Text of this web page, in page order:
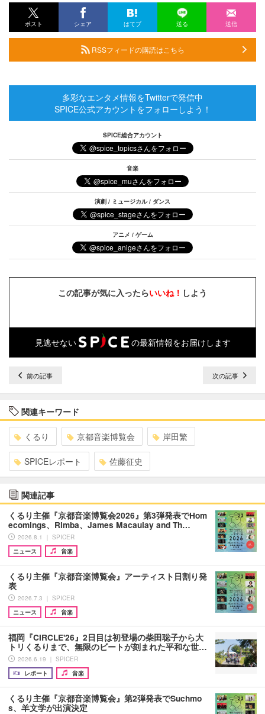
ポスト シェア はてブ 送る 送信
RSSフィードの購読はこちら
多彩なエンタメ情報をTwitterで発信中
SPICE公式アカウントをフォローしよう！
SPICE総合アカウント
音楽
演劇 / ミュージカル / ダンス
アニメ / ゲーム
この記事が気に入ったらいいね！ しよう
見逃せない の最新情報をお届けします
前の記事 次の記事
関連キーワード
くるり 京都音楽博覧会 岸田繁
SPICEレポート 佐藤征史
関連記事
くるり主催『京都音楽博覧会2026』第3弾発表でHom
ecomings、Rimba、James Macaulay and Th…
2026.8.1 ｜ SPICER
ニュース
音楽
くるり主催『京都音楽博覧会』アーティスト日割り発
表
2026.7.3 ｜ SPICER
ニュース
音楽
福岡『CIRCLE'26』2日目は初登場の柴田聡子から大
トリくるりまで、無限のビートが刻まれた平和な世…
2026.6.19 ｜ SPICER
レポート
音楽
くるり主催『京都音楽博覧会』第2弾発表でSuchmo
s、羊文学が出演決定